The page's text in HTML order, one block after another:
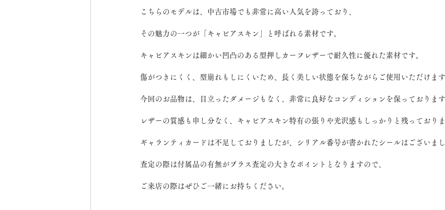
こちらのモデルは、中古市場でも非常に高い人気を誇っており、
その魅力の一つが「キャビアスキン」と呼ばれる素材です。
キャビアスキンは細かい凹凸のある型押しカーフレザーで耐久性に優れた素材です。
傷がつきにくく、型崩れもしにくいため、長く美しい状態を保ちながらご使用いただけます
今回のお品物は、目立ったダメージもなく、非常に良好なコンディションを保っております
レザーの質感も申し分なく、キャビアスキン特有の張りや光沢感もしっかりと残っておりま
ギャランティカードは不足しておりましたが、シリアル番号が書かれたシールはございまし
査定の際は付属品の有無がプラス査定の大きなポイントとなりますので、
ご来店の際はぜひご一緒にお持ちください。